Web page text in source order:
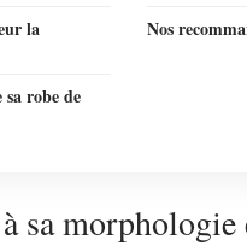
la
Nos
robe de
sa